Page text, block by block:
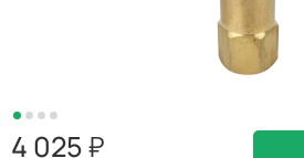
4 025